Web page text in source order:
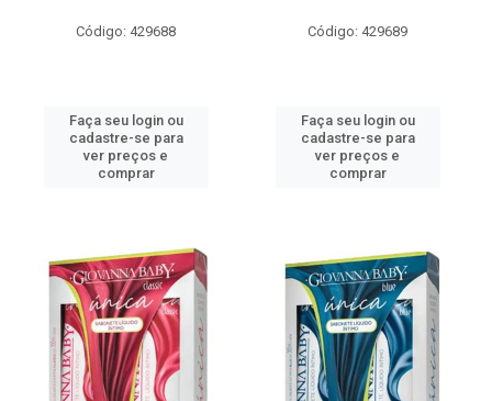
Código: 429688
Faça seu login ou
cadastre-se para
ver preços e
comprar
Código: 429689
Faça seu login ou
cadastre-se para
ver preços e
comprar